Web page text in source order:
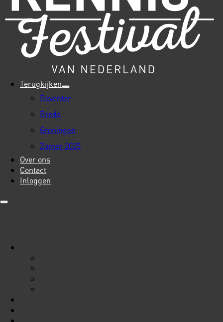
Terugkijken
Deventer
Breda
Groningen
Zomer 2025
Over ons
Contact
Inloggen